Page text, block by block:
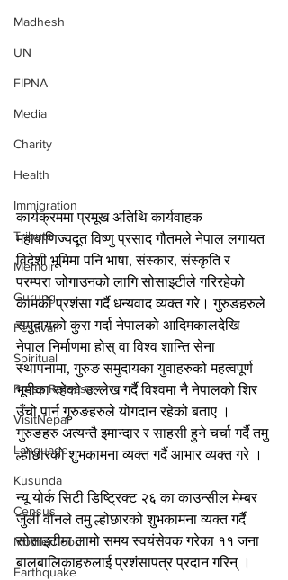
Madhesh
UN
FIPNA
Media
Charity
Health
Immigration
Tribute
Memoir
Gurung
Festival
Spiritual
Press Release
VisitNepal
Language
Kusunda
Census
Motherhood
Earthquake
कार्यक्रममा प्रमूख अतिथि कार्यवाहक
महावाणिज्यदूत विष्णु प्रसाद गौतमले नेपाल लगायत
विदेशी भूमिमा पनि भाषा, संस्कार, संस्कृति र
परम्परा जोगाउनको लागि सोसाइटीले गरिरहेको
कामको प्रशंसा गर्दै धन्यवाद व्यक्त गरे। गुरुङहरुले
समुदायको कुरा गर्दा नेपालको आदिमकालदेखि
नेपाल निर्माणमा होस् वा विश्व शान्ति सेना
स्थापनामा, गुरुङ समुदायका युवाहरुको महत्वपूर्ण
भूमीका रहेको उल्लेख गर्दै विश्वमा नै नेपालको शिर
उँचो पार्न गुरुङहरुले योगदान रहेको बताए ।
गुरुङहरु अत्यन्तै इमान्दार र साहसी हुने चर्चा गर्दै तमु
ल्होछारको शुभकामना व्यक्त गर्दै आभार व्यक्त गरे ।
न्यू योर्क सिटी डिष्ट्रिक्ट २६ का काउन्सील मेम्बर
जुली वोनले तमु ल्होछारको शुभकामना व्यक्त गर्दै
सोसाइटीमा लामो समय स्वयंसेवक गरेका ११ जना
बालबालिकाहरुलाई प्रशंसापत्र प्रदान गरिन् ।